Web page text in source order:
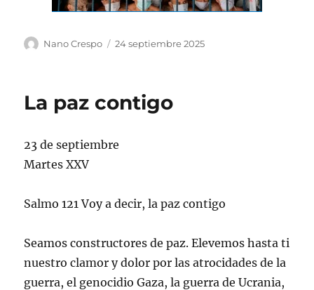
Autor
Nano Crespo
Publicado
24 septiembre 2025
La paz contigo
23 de septiembre
Martes XXV
Salmo 121 Voy a decir, la paz contigo
Seamos constructores de paz. Elevemos hasta ti
nuestro clamor y dolor por las atrocidades de la
guerra, el genocidio Gaza, la guerra de Ucrania,